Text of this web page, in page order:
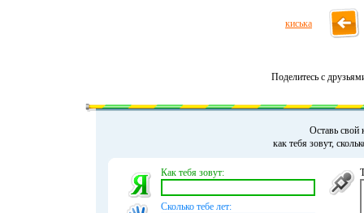
киська
Поделитесь с
Оставь свой
как тебя зовут,
Как тебя зовут:
Сколько тебе лет: